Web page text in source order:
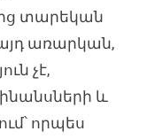
տարեկան
այդ առարկան,
չէ,
և
որպես